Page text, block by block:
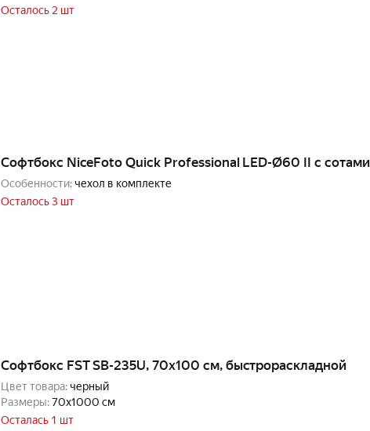
Осталось 2 шт
Софтбокс NiceFoto Quick Professional LED-Ø60 II с сотами
Особенности:чехол в комплекте
Осталось 3 шт
Софтбокс FST SB-235U, 70x100 см, быстрораскладной
Цвет товара:черный
Размеры:70x1000 см
Осталась 1 шт